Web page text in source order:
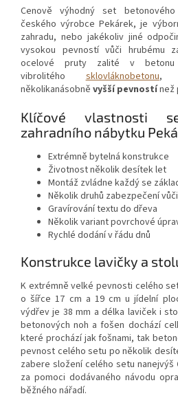
Cenově výhodný set
českého výrobce Pekárek, je
zahradu, nebo jakékoliv jiné
vysokou pevností vůči hrubému
ocelové pruty zalité v
vibrolitého
sklovláknobetonu,
několikanásobně vyšší pevnostínež
Klíčové vlastnosti
zahradního nábytku
Extrémně bytelná konstrukce
Životnost několik desítek let
Montáž zvládne každý se
Několik druhů zabezpečení
Gravírování textu do dřeva
Několik variant povrchové
Rychlé dodání v řádu dnů
Konstrukce lavičky a
K extrémně velké pevnosti celého
o šířce 17 cm a 19 cm u jídelní
výdřev je 38 mm a délka laviček i
betonových noh a fošen dochází
které prochází jak fošnami, tak
pevnost celého setu po několik
zabere složení celého setu nanejvýš
za pomoci dodávaného návodu
běžného nářadí.